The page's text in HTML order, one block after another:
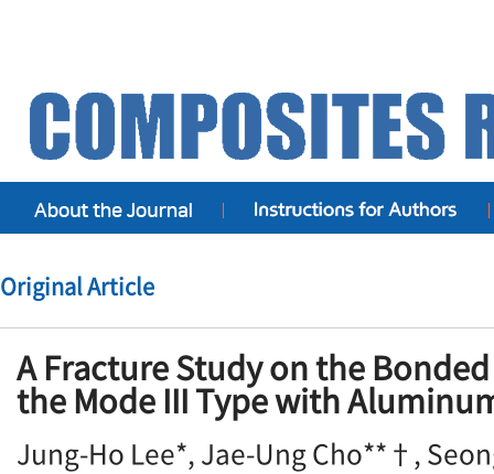
Original Article
A Fracture Study on the
the Mode III Type with
Jung-Ho Lee*, Jae-Ung Cho**†,